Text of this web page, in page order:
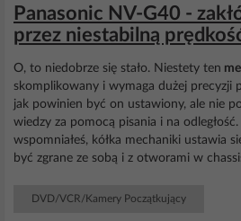
Panasonic NV-G40 -
przez niestabilną
O, to niedobrze się stało. Niestety ten
skomplikowany i wymaga dużej precyzji
jak powinien być on ustawiony, ale nie
wiedzy za pomocą pisania i na
wspomniałeś, kółka mechaniki ustawia
być zgrane ze sobą i z otworami w
DVD/VCR/Kamery Początkujący